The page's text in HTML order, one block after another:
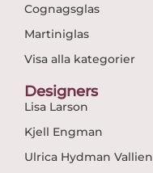
Cognagsglas
Martiniglas
Visa alla kategorier
Designers
Lisa Larson
Kjell Engman
Ulrica Hydman Vallien